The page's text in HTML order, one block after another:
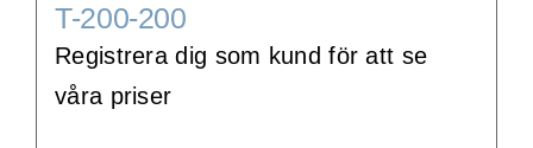
T-200-200
Registrera dig som kund för att se
våra priser